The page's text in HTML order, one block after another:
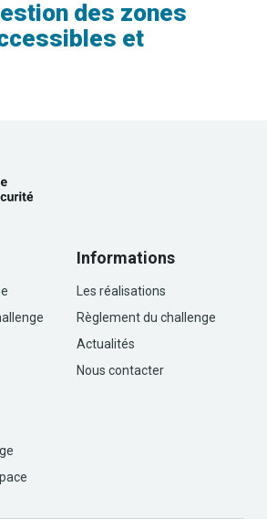
des zones
et
Informations
Les réalisations
Règlement du challenge
Actualités
Nous contacter